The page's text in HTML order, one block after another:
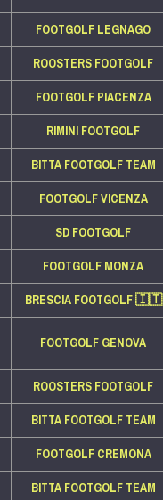
FOOTGOLF LEGNAGO
ROOSTERS FOOTGOLF
FOOTGOLF PIACENZA
RIMINI FOOTGOLF
BITTA FOOTGOLF TEAM
FOOTGOLF VICENZA
SD FOOTGOLF
FOOTGOLF MONZA
BRESCIA FOOTGOLF🇮🇹
FOOTGOLF GENOVA
ROOSTERS FOOTGOLF
BITTA FOOTGOLF TEAM
FOOTGOLF CREMONA
BITTA FOOTGOLF TEAM